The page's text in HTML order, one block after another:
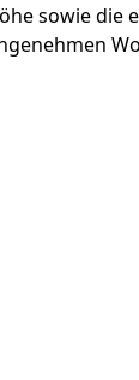
sowie die